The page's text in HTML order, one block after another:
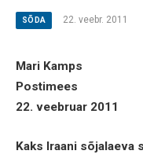
SÕDA 22. veebr. 2011
Mari Kamps
Postimees
22. veebruar 2011
Kaks Iraani sõjalaeva